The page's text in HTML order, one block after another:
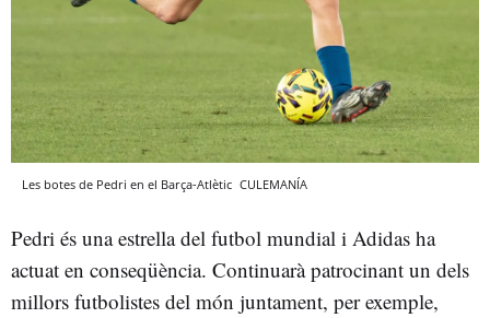
Les botes de Pedri en el Barça-Atlètic CULEMANÍA
Pedri és una estrella del futbol mundial i Adidas ha
actuat en conseqüència. Continuarà patrocinant un dels
millors futbolistes del món juntament, per exemple,